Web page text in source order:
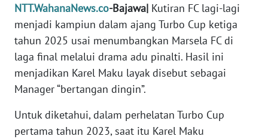
NTT.WahanaNews.co-Bajawa| Kutiran FC lagi-lagi
menjadi kampiun dalam ajang Turbo Cup ketiga
tahun 2025 usai menumbangkan Marsela FC di
laga final melalui drama adu pinalti. Hasil ini
menjadikan Karel Maku layak disebut sebagai
Manager “bertangan dingin”.
Untuk diketahui, dalam perhelatan Turbo Cup
pertama tahun 2023, saat itu Karel Maku
WN
JAKARTA
WN
JABAR
WN
BANTEN